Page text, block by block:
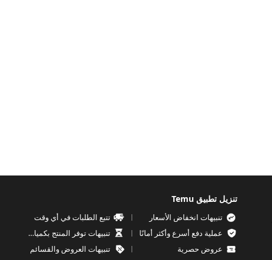
تنزيل تطبيق Temu
تنبيهات انخفاض الأسعار
تتبع الطلبات في أي وقت
عملية دفع أسرع وأكثر أمانًا
تنبيهات توفر المنتج بكميات محدودة
عروض حصرية
تنبيهات العروض والقسائم